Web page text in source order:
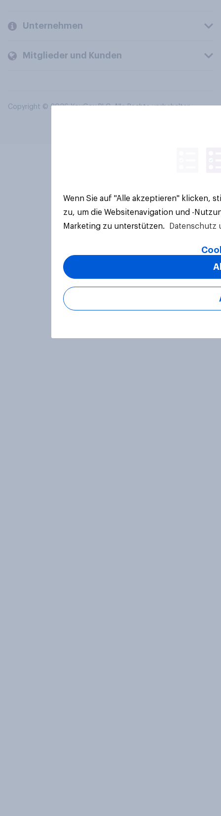
Unternehmen
Mitglieder und Kunden
Copyright © 2026 YouGov PLC. Alle Rechte vorbehalten.
Wenn Sie auf "Alle akzeptieren" klicken,
zu, um die Websitenavigation und -
Marketing zu unterstützen.
Datenschutz